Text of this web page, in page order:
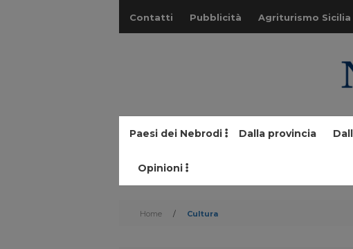
Contatti Pubblicità Agriturismo
Paesi dei Nebrodi Dalla provincia
Opinioni
Home / Cultura